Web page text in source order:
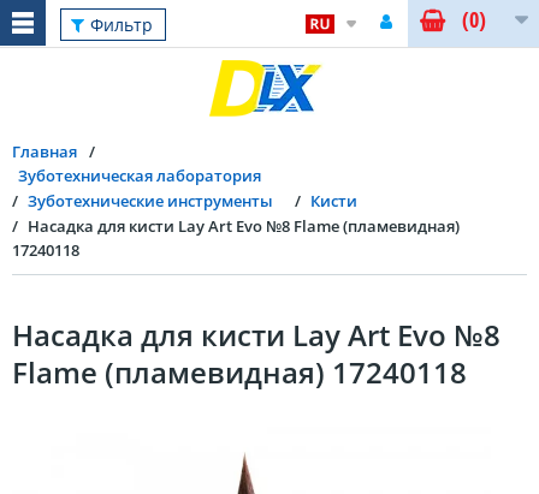
Фильтр (0)
Главная
Зуботехническая лаборатория
Зуботехнические инструменты
Кисти
Насадка для кисти Lay Art Evo №8 Flame (пламевидная)
17240118
Насадка для кисти Lay Art Evo №8
Flame (пламевидная) 17240118